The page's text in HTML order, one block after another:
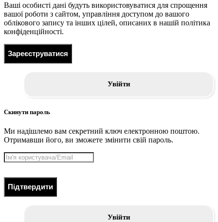
Ваші особисті дані будуть використовуватися для спрощення
вашої роботи з сайтом, управління доступом до вашого
облікового запису та інших цілей, описаних в нашій політика
конфіденційності.
Зареєструватися
Увійти
Скинути пароль
Ми надішлемо вам секретний ключ електронною поштою.
Отримавши його, ви зможете змінити свій пароль.
Підтвердити
Увійти